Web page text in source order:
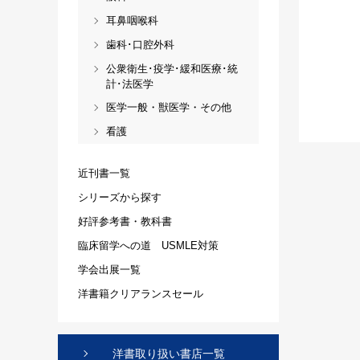
耳鼻咽喉科
歯科･口腔外科
公衆衛生･疫学･緩和医療･統
計･法医学
医学一般・獣医学・その他
看護
近刊書一覧
シリーズから探す
好評参考書・教科書
臨床留学への道 USMLE対策
学会出展一覧
洋書籍クリアランスセール
洋書取り扱い書店一覧